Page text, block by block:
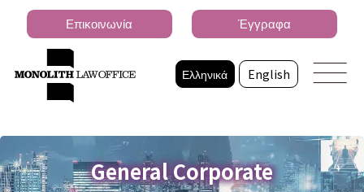
Ελληνικά English
Επικοινωνία Έγγραφα
General Corporate